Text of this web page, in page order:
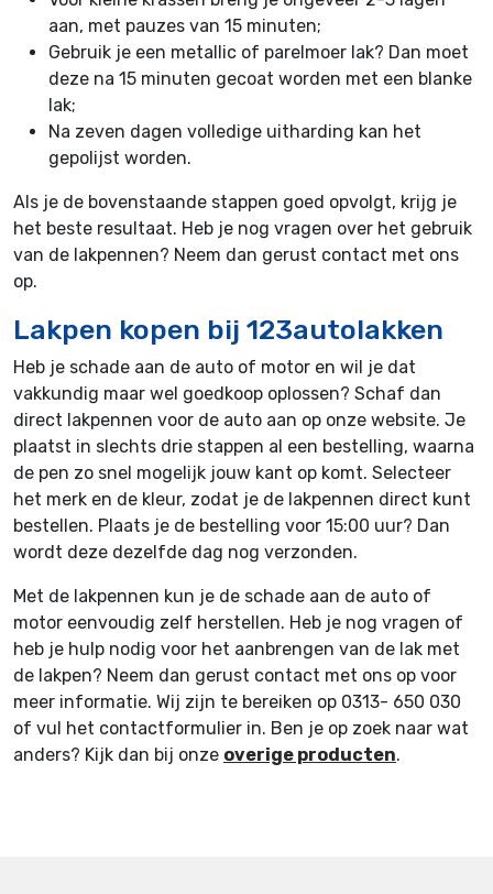
aan, met pauzes van 15 minuten;
Gebruik je een metallic of parelmoer lak? Dan moet
deze na 15 minuten gecoat worden met een blanke
lak;
Na zeven dagen volledige uitharding kan het
gepolijst worden.
Als je de bovenstaande stappen goed opvolgt, krijg je
het beste resultaat. Heb je nog vragen over het gebruik
van de lakpennen? Neem dan gerust contact met ons
op.
Lakpen kopen bij 123autolakken
Heb je schade aan de auto of motor en wil je dat
vakkundig maar wel goedkoop oplossen? Schaf dan
direct lakpennen voor de auto aan op onze website. Je
plaatst in slechts drie stappen al een bestelling, waarna
de pen zo snel mogelijk jouw kant op komt. Selecteer
het merk en de kleur, zodat je de lakpennen direct kunt
bestellen. Plaats je de bestelling voor 15:00 uur? Dan
wordt deze dezelfde dag nog verzonden.
Met de lakpennen kun je de schade aan de auto of
motor eenvoudig zelf herstellen. Heb je nog vragen of
heb je hulp nodig voor het aanbrengen van de lak met
de lakpen? Neem dan gerust contact met ons op voor
meer informatie. Wij zijn te bereiken op 0313- 650 030
of vul het contactformulier in. Ben je op zoek naar wat
anders? Kijk dan bij onze overige producten.